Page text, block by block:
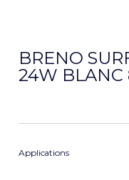
BRENO
24W
Applications